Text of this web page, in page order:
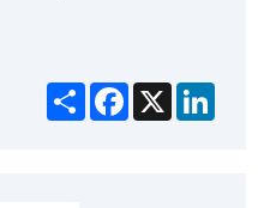
PartagerFacebook
X